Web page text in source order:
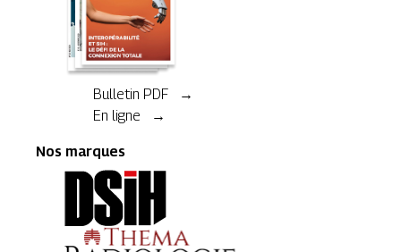
Bulletin PDF →
En ligne →
Nos marques